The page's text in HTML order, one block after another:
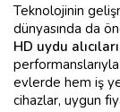
Teknolojinin
dünyasında da
HD uydu alıcıları
evlerde hem iş
cihazlar, uygun